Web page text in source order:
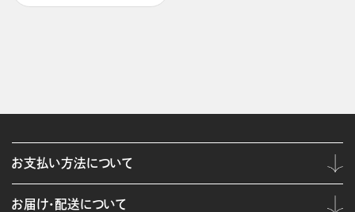
お支払い方法について
お届け・配送について